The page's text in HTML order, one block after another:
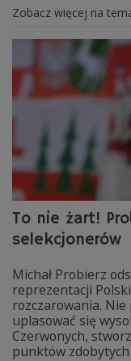
Zobacz więcej na
To nie żart!
selekcjonerów
Michał Probierz
reprezentacji
rozczarowania.
uplasować się
Czerwonych,
punktów zdobytych